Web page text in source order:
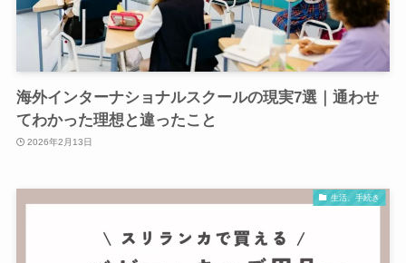
海外インターナショナルスクールの現実7選｜通わせ
てわかった理想と違ったこと
2026年2月13日
生活、手続き